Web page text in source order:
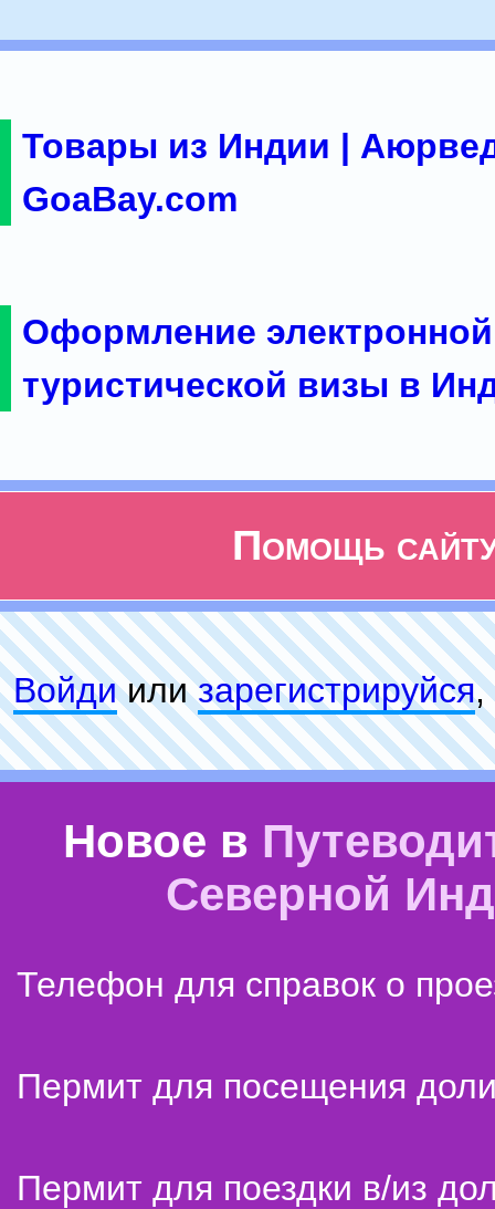
Товары из Индии |
GoaBay.com
Оформление электронной
туристической визы в
Помощь
Войдиилизарeгиcтpируйся,
Новое в
Северной
Телефон для справок о
Пермит для посещения
Пермит для поездки в/из